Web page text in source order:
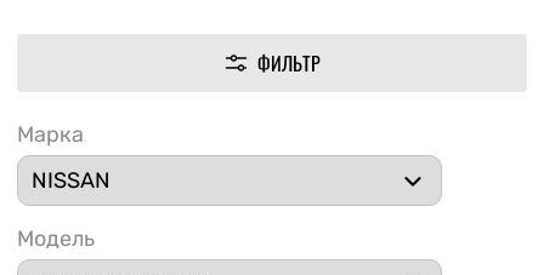
ФИЛЬТР
Марка
Модель